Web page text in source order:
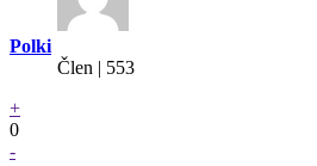
Polki
Člen | 553
+
0
-